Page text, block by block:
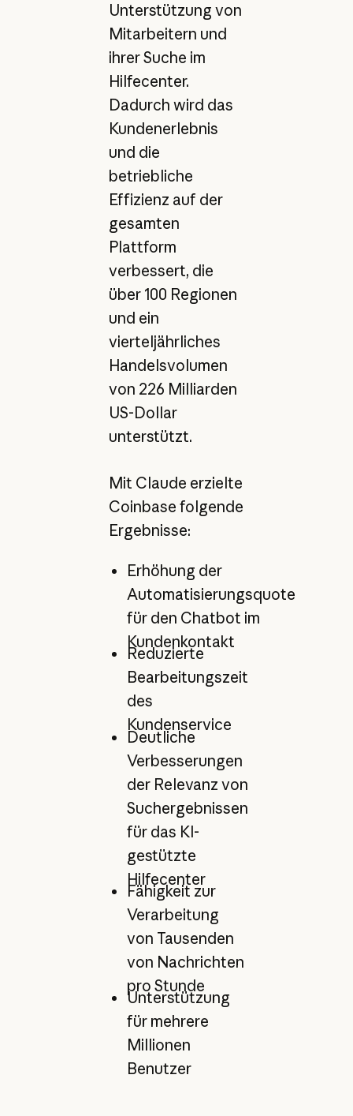
Unterstützung von
Mitarbeitern und
ihrer Suche im
Hilfecenter.
Dadurch wird das
Kundenerlebnis
und die
betriebliche
Effizienz auf der
gesamten
Plattform
verbessert, die
über 100 Regionen
und ein
vierteljährliches
Handelsvolumen
von 226 Milliarden
US-Dollar
unterstützt.
Mit Claude erzielte
Coinbase folgende
Ergebnisse:
Erhöhung der
Automatisierungsquote
für den Chatbot im
Kundenkontakt
Reduzierte
Bearbeitungszeit
des
Kundenservice
Deutliche
Verbesserungen
der Relevanz von
Suchergebnissen
für das KI-
gestützte
Hilfecenter
Fähigkeit zur
Verarbeitung
von Tausenden
von Nachrichten
pro Stunde
Unterstützung
für mehrere
Millionen
Benutzer